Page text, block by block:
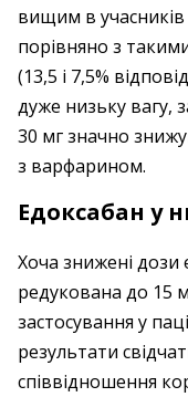
вищим в
порівняно з
(13,5 і 7,5%
дуже низьку вагу,
30 мг значно
з варфарином.
Едоксабан у
Хоча знижені дози
редукована до 15
застосування у
результати
співвідношення